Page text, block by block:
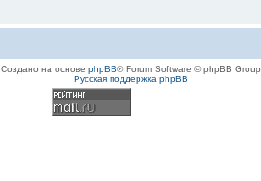
Создано на основе phpBB® Forum Software © phpBB Group
Русская поддержка phpBB